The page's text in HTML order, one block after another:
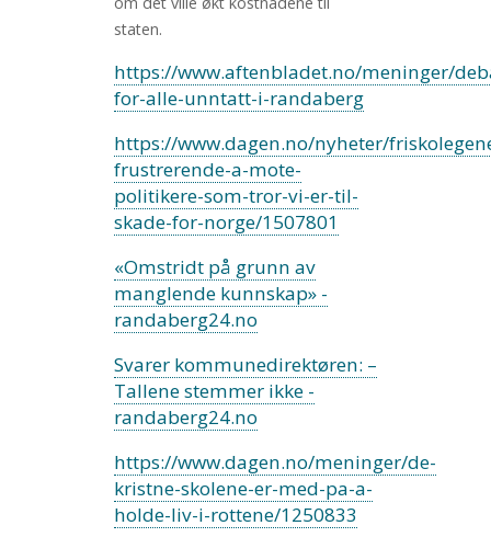
staten.
https://www.aftenbladet.no/meninger/
for-alle-unntatt-i-randaberg
https://www.dagen.no/nyheter/
frustrerende-a-mote-
politikere-som-tror-vi-er-til-
skade-for-norge/1507801
«Omstridt på grunn av
manglende kunnskap» -
randaberg24.no
Svarer kommunedirektøren: –
Tallene stemmer ikke -
randaberg24.no
https://www.dagen.no/meninger/de-
kristne-skolene-er-med-pa-a-
holde-liv-i-rottene/1250833